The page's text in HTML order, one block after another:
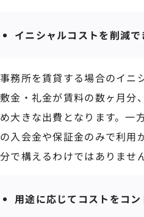
イニシャルコストを削減で
事務所を賃貸する場合のイニ
敷金・礼金が賃料の数ヶ月分
め大きな出費となります。一
の入会金や保証金のみで利用
分で構えるわけではありませ
用途に応じてコストをコ